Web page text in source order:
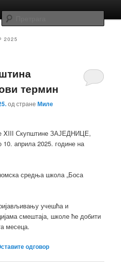
2025
термин
од странеМиле
XIII Скупштине ЗАЈЕДНИЦЕ,
априла 2025. године на
средња школа „Боса
учешћа и
смештаја, школе ће добити
месеца.
одговор